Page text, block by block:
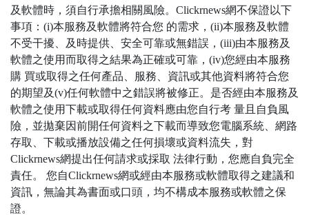
及軟體時，須自行承擔相關風險。Clickrnews網不保證以下
事項：(i)本服務及軟體將符合您 的需求，(ii)本服務及軟體
不受干擾、及時提供、安全可靠或無錯誤，(iii)由本服務及
軟體之使用而取得之結果為正確或可靠，(iv)您經由本服務
購 買或取得之任何產品、服務、資訊或其他資料將符合您
的期望及(v)任何軟體中之錯誤將被修正。是否經由本服務及
軟體之使用下載或取得任何資料應由您自行考 量且自負風
險，並拋棄因前開任何資料之下載而導致您電腦系統、網路
存取、下載或播放設備之任何損壞或資料流失，對
Clickrnews網提出任何請求或採取 法律行動，您應自負完全
責任。 您自Clickrnews網或經由本服務或軟體取得之建議和
資訊，無論其為書面或口頭，均不構成本服務或軟體之保
證。